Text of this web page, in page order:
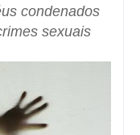
condenados
sexuais